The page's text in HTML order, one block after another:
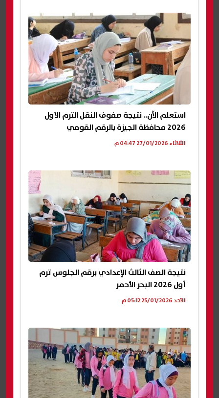
استعلم الآن.. نتيجة صفوف النقل الترم الأول
2026 محافظة الجيزة بالرقم القومي
الثلاثاء 27/01/2026 04:47 م
نتيجة الصف الثالث الإعدادي برقم الجلوس ترم
أول 2026 البحر الأحمر
الأحد 25/01/2026 05:12 م